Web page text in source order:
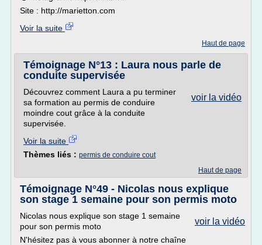
Site : http://marietton.com
Voir la suite
Haut de page
Témoignage N°13 : Laura nous parle de
conduite supervisée
voir la vidéo
Découvrez comment Laura a pu terminer
sa formation au permis de conduire
moindre cout grâce à la conduite
supervisée.
Voir la suite
Thèmes liés : permis de conduire cout
Haut de page
Témoignage N°49 - Nicolas nous explique
son stage 1 semaine pour son permis moto
voir la vidéo
Nicolas nous explique son stage 1 semaine
pour son permis moto
N'hésitez pas à vous abonner à notre chaîne